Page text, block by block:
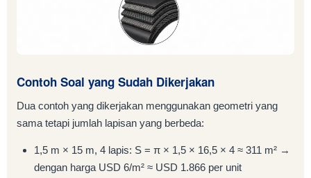
Contoh Soal yang Sudah Dikerjakan
Dua contoh yang dikerjakan menggunakan geometri yang
sama tetapi jumlah lapisan yang berbeda:
1,5 m × 15 m, 4 lapis: S = π × 1,5 × 16,5 × 4 ≈ 311 m² →
dengan harga USD 6/m² ≈ USD 1.866 per unit